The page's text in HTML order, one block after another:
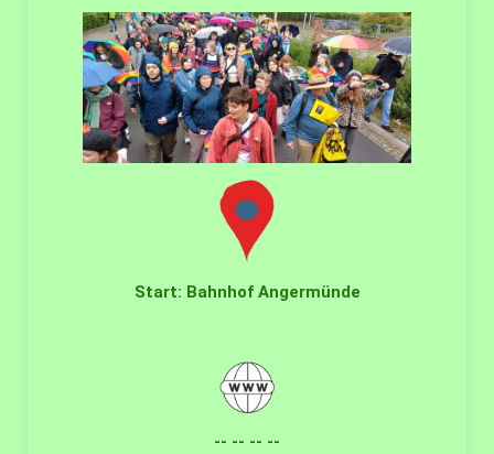
Start: Bahnhof Angermünde
-- -- -- --